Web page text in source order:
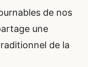
de nos
une
de la